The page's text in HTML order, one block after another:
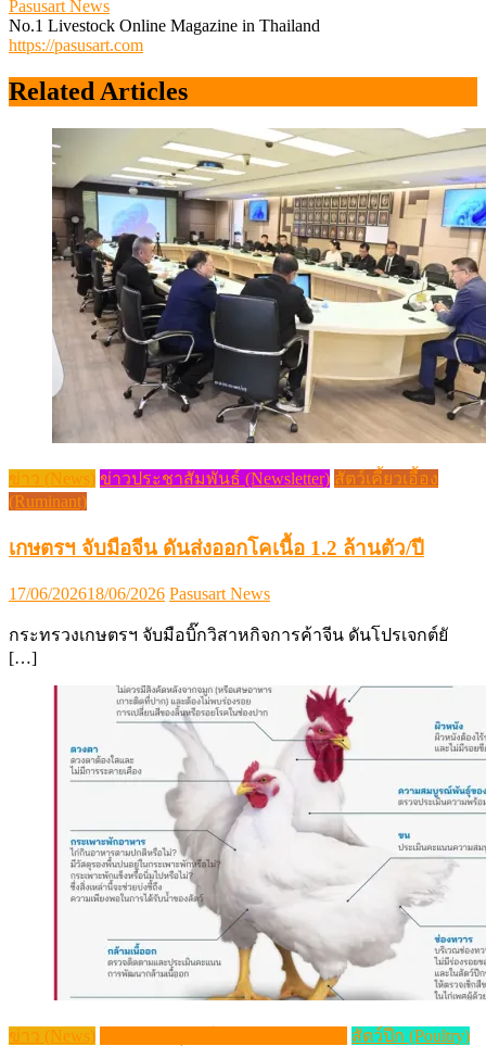
Pasusart News
No.1 Livestock Online Magazine in Thailand
https://pasusart.com
Related Articles
ข่าว (News) ข่าวประชาสัมพันธ์ (Newsletter) สัตว์เคี้ยวเอื้อง
(Ruminant)
เกษตรฯ จับมือจีน ดันส่งออกโคเนื้อ 1.2 ล้านตัว/ปี
Posted
17/06/202618/06/2026 Author
Pasusart News
กระทรวงเกษตรฯ จับมือบิ๊กวิสาหกิจการค้าจีน ดันโปรเจกต์ยั
[…]
ข่าว (News) สัตว์ปีก (Poultry)